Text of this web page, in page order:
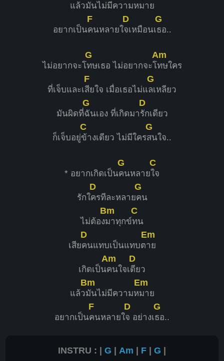
แล้วมันไม่มีความหมาย
อยากเป็น
F
คนหลายใ
D
จเหมือนเ
G
ธอ..
ไม่อยากจะโ
G
ทษเธอ ไม่อยากจะโ
Am
ทษใคร
ที่เจ็บและเ
F
สียใจ เมื่อเธอไม่แ
G
ลเหลียว
มันผิดที่
G
ฉันเอง ที่เกิดมา
D
รักเดียว
ก็เจ็บอยู่
C
ข้างเดียว ไม่มีใคร
G
สนใจ..
* อยากเกิดเป็น
G
คนหลาย
C
ใจ
รักใ
D
ครทีละหลาย
G
คน
ไม่ต้อง
Bm
มาทุกข์
C
ทน
เสีย
D
คนแทบเป็นแทบต
Em
าย
เกิดเป็น
Am
คนใจเ
D
ดียว
แล้ว
Bm
มันไม่มีความห
Em
มาย
อยากเป็น
F
คนหลายใ
D
จ อย่างเ
G
ธอ..
INSTRU : | G | Am | F | G |